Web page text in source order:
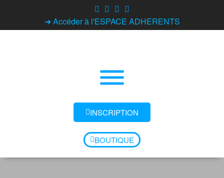
➔ Accéder à l'ESPACE ADHERENTS
INSCRIPTION
BOUTIQUE